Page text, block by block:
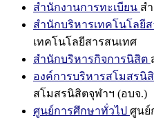
สำนักงานการทะเบียน ส
สำนักบริหารเทคโนโลยี
เทคโนโลยีสารสนเทศ
สำนักบริหารกิจการนิสิต
องค์การบริหารสโมสรนิ
สโมสรนิสิตจุฬาฯ (อบจ.)
ศูนย์การศึกษาทั่วไป ศูนย์